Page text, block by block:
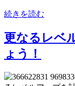
続きを読む
更なるレベ
ょう！